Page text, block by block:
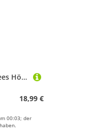
Lerpwige Einstellbare Tees Höhen Werkzeuggolfs Sitzhöhen Nägel Einstellungswerkzeuge Präzisionsspeise Golfzubehör Konsistente Tees Höhen Fahrer
18,99 €
00:03; der